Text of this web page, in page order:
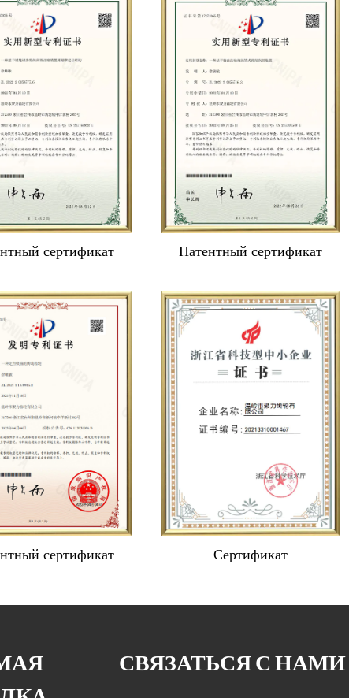
сертификат Патентный сертификат
сертификат Сертификат
СВЯЗАТЬСЯ С НАМИ